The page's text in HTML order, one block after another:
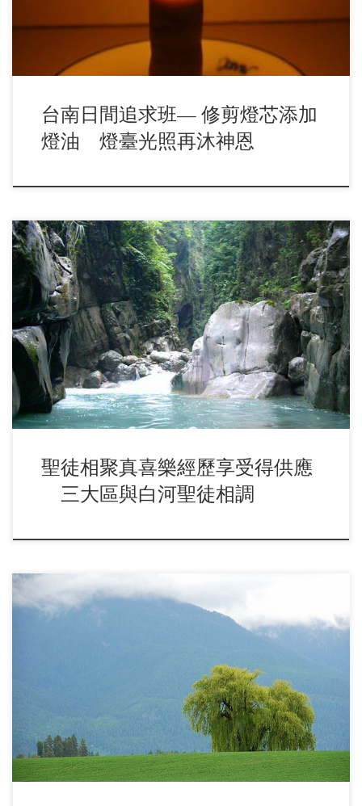
台南日間追求班— 修剪燈芯添加
燈油 燈臺光照再沐神恩
看見的一切景象都使 我 覺 得很新鮮，因為我們到白河鎮召會
去相調，不覺得台南與白河有什麼差別，大家都 […]
聖徒相聚真喜樂經歷享受得供應
三大區與白河聖徒相調
這次弟兄們的來轉我們兩個觀念：第一，召會生活只講積極
的，多讚美、少規正。第二，我們所讀的信息都該是為 […]